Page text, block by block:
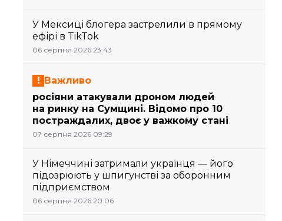
У Мексиці блогера застрелили в прямому
ефірі в TikTok
06 серпня 2026 23:43
Важливо
росіяни атакували дроном людей
на ринку на Сумщині. Відомо про 10
постраждалих, двоє у важкому стані
07 серпня 2026 09:29
У Німеччині затримали українця — його
підозрюють у шпигунстві за оборонним
підприємством
06 серпня 2026 20:06